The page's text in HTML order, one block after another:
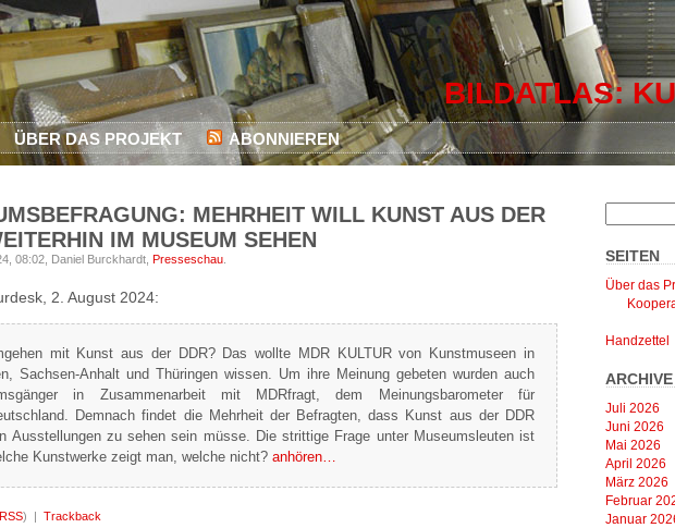
BILDATLAS:
ÜBER DAS PROJEKT ABONNIEREN
MEHRHEIT WILL KUNST AUS DER
IM MUSEUM SEHEN
08:02, Daniel Burckhardt, Presseschau
2. August 2024:
mit Kunst aus der DDR? Das wollte MDR KULTUR von Kunstmuseen in
Sachsen-Anhalt und Thüringen wissen. Um ihre Meinung gebeten wurden auch
in Zusammenarbeit mit MDRfragt, dem Meinungsbarometer für
Demnach findet die Mehrheit der Befragten, dass Kunst aus der DDR
Ausstellungen zu sehen sein müsse. Die strittige Frage unter Museumsleuten ist
Kunstwerke zeigt man, welche nicht? anhören…
RSS) | Trackback
SEITEN
Über das
Handzettel
ARCHIVE
Juli 2026
Juni 2026
Mai 2026
April 2026
März 2026
Februar
Januar